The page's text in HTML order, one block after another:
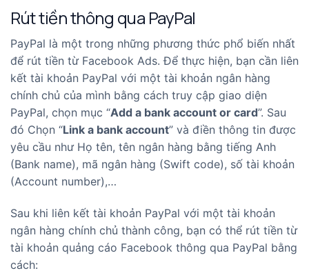
Rút tiền thông qua PayPal
PayPal là một trong những phương thức phổ biến nhất
để rút tiền từ Facebook Ads. Để thực hiện, bạn cần liên
kết tài khoản PayPal với một tài khoản ngân hàng
chính chủ của mình bằng cách truy cập giao diện
PayPal, chọn mục “Add a bank account or card”. Sau
đó Chọn “Link a bank account” và điền thông tin được
yêu cầu như Họ tên, tên ngân hàng bằng tiếng Anh
(Bank name), mã ngân hàng (Swift code), số tài khoản
(Account number),…
Sau khi liên kết tài khoản PayPal với một tài khoản
ngân hàng chính chủ thành công, bạn có thể rút tiền từ
tài khoản quảng cáo Facebook thông qua PayPal bằng
cách: